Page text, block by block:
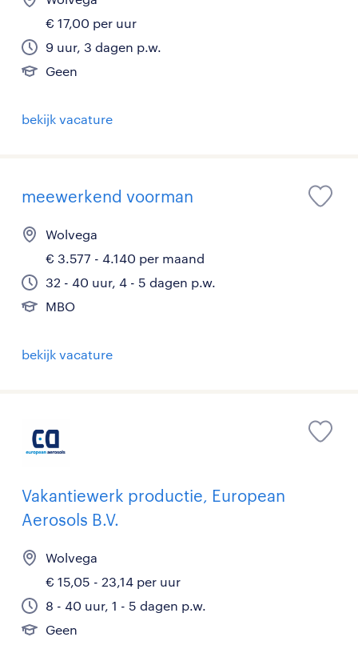
€ 17,00 per uur
9 uur, 3 dagen p.w.
Geen
bekijk vacature
meewerkend voorman
Wolvega
€ 3.577 - 4.140 per maand
32 - 40 uur, 4 - 5 dagen p.w.
MBO
bekijk vacature
Vakantiewerk productie, European
Aerosols B.V.
Wolvega
€ 15,05 - 23,14 per uur
8 - 40 uur, 1 - 5 dagen p.w.
Geen